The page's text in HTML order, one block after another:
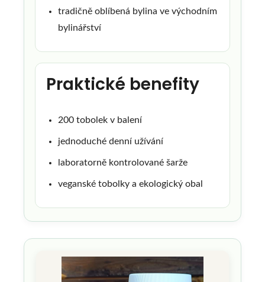
tradičně oblíbená bylina ve východním
bylinářství
Praktické benefity
200 tobolek v balení
jednoduché denní užívání
laboratorně kontrolované šarže
veganské tobolky a ekologický obal